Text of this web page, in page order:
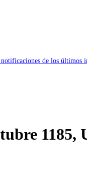
de los últimos